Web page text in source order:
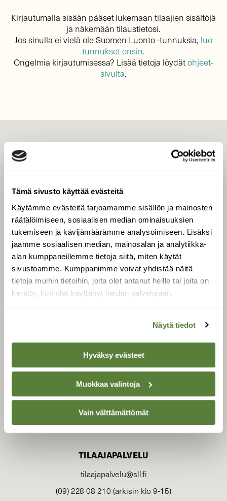
Tämä sivusto käyttää evästeitä
Käytämme evästeitä tarjoamamme sisällön ja mainosten
räätälöimiseen, sosiaalisen median ominaisuuksien
tukemiseen ja kävijämäärämme analysoimiseen. Lisäksi
jaamme sosiaalisen median, mainosalan ja analytiikka-
alan kumppaneillemme tietoja siitä, miten käytät
sivustoamme. Kumppanimme voivat yhdistää näitä
tietoja muihin tietoihin, joita olet antanut heille tai joita on
kerätty, kun olet käyttänyt heidän palvelujaan.
Näytä tiedot
Hyväksy evästeet
Muokkaa valintoja
Vain välttämättömät
Kirjautumalla sisään pääset lukemaan tilaajien sisältöjä
ja näkemään tilaustietosi.
Jos sinulla ei vielä ole Suomen Luonto -tunnuksia, luo
tunnukset ensin.
Ongelmia kirjautumisessa? Lisää tietoja löydätohjeet-
sivulta.
Tilaa digilukuoikeus
Äänestä parasta juttua
Tilaa uutiskirje
SUOMEN LUONNON­
SUOJELU­LIITTO
Suomen Luonto -lehden
luonnonsuojelu­liitto.
TILAAJAPALVELU
tilaajapalvelu@sll.fi
(09) 228 08 210 (arkisin klo 9-15)